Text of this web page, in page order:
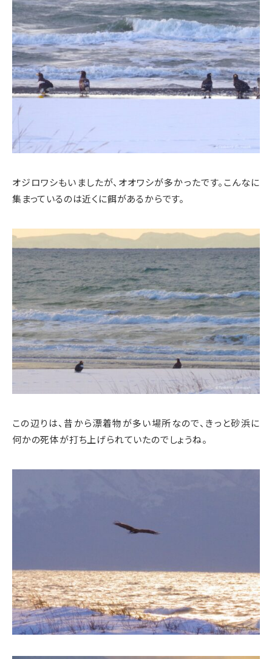
オジロワシもいましたが、オオワシが多かったです。こんなに
集まっているのは近くに餌があるからです。
この辺りは、昔から漂着物が多い場所なので、きっと砂浜に
何かの死体が打ち上げられていたのでしょうね。